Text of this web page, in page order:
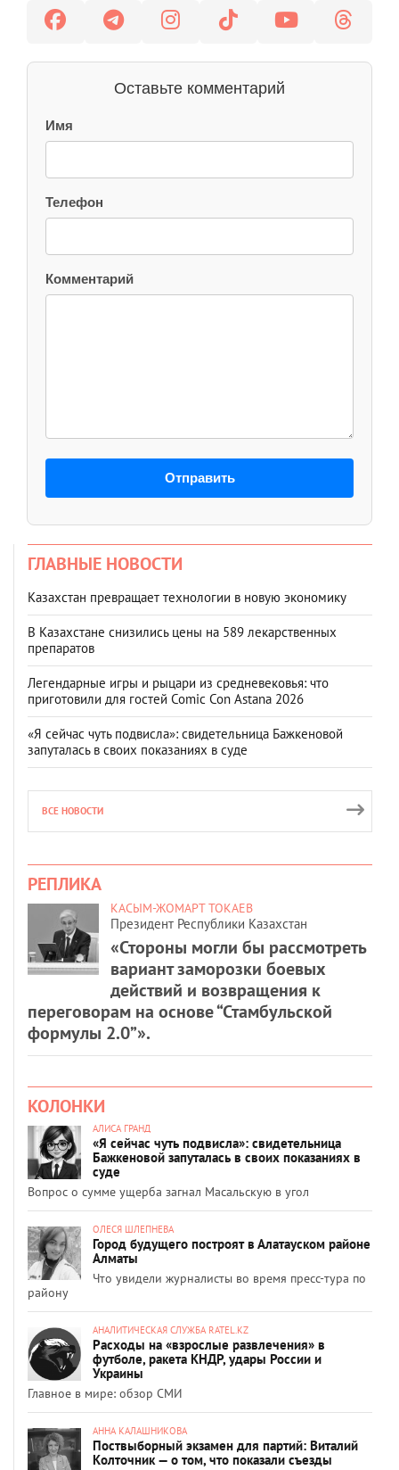
Оставьте комментарий
Имя
Телефон
Комментарий
Отправить
ГЛАВНЫЕ НОВОСТИ
Казахстан превращает технологии в новую экономику
В Казахстане снизились цены на 589 лекарственных
препаратов
Легендарные игры и рыцари из средневековья: что
приготовили для гостей Comic Con Astana 2026
«Я сейчас чуть подвисла»: свидетельница Бажкеновой
запуталась в своих показаниях в суде
ВСЕ НОВОСТИ
РЕПЛИКА
КАСЫМ-ЖОМАРТ ТОКАЕВ
Президент Республики Казахстан
«Стороны могли бы рассмотреть
вариант заморозки боевых
действий и возвращения к
переговорам на основе “Стамбульской
формулы 2.0”».
КОЛОНКИ
АЛИСА ГРАНД
«Я сейчас чуть подвисла»: свидетельница
Бажкеновой запуталась в своих показаниях в
суде
Вопрос о сумме ущерба загнал Масальскую в угол
ОЛЕСЯ ШЛЕПНЕВА
Город будущего построят в Алатауском районе
Алматы
Что увидели журналисты во время пресс-тура по
району
АНАЛИТИЧЕСКАЯ СЛУЖБА RATEL.KZ
Расходы на «взрослые развлечения» в
футболе, ракета КНДР, удары России и
Украины
Главное в мире: обзор СМИ
АННА КАЛАШНИКОВА
Поствыборный экзамен для партий: Виталий
Колточник — о том, что показали съезды